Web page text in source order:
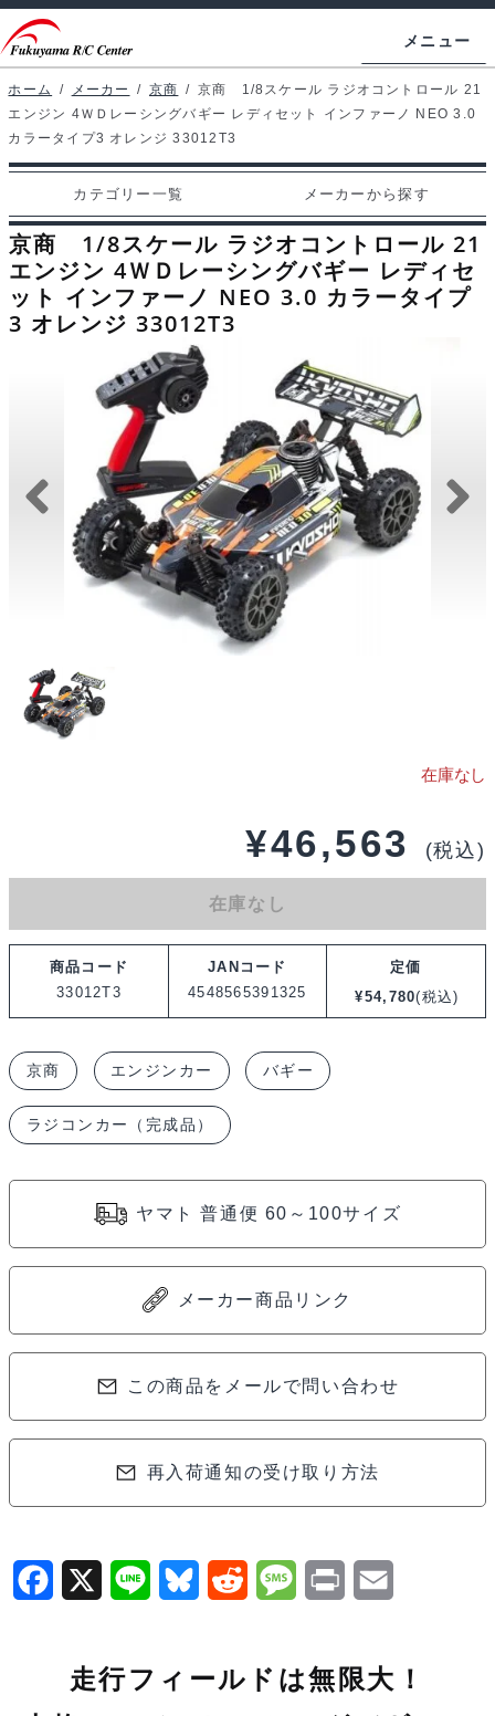
ビ
ゲ
ー
シ
ョ
へ
ス
キ
ッ
ン
テ
ン
ツ
へ
キ
ッ
プ
メニュー
ホームページ
マイアカウント
カート
支払い
カテゴリー一覧
メーカーから探す
お問い合わせ
ブログ
ホーム / メーカー / 京商 / 京商 1/8スケール ラジオコントロール 21
エンジン 4ＷＤレーシングバギー レディセット インファーノ NEO 3.0
カラータイプ3 オレンジ 33012T3
カテゴリー一覧 メーカーから探す
京商 1/8スケール ラジオコントロール 21
エンジン 4ＷＤレーシングバギー レディセ
ット インファーノ NEO 3.0 カラータイプ
3 オレンジ 33012T3
¥46,563 (税込)
在庫なし
商品コード
33012T3
JANコード
4548565391325
定価
¥54,780(税込)
京商 エンジンカー バギー
ラジコンカー（完成品）
ヤマト 普通便 60～100サイズ
メーカー商品リンク
この商品をメールで問い合わせ
再入荷通知の受け取り方法
X B R M P
走行フィールドは無限大！